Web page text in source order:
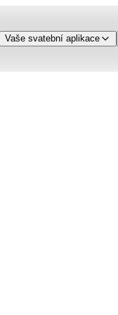
Vaše svatební aplikace